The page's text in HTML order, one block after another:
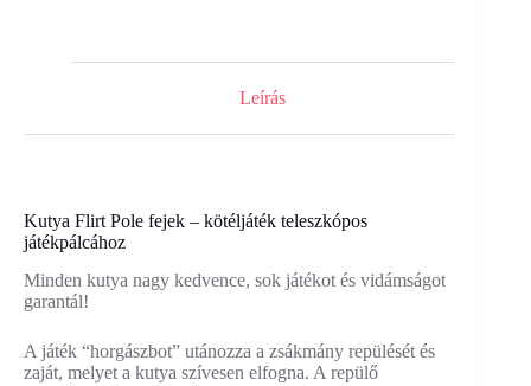
Leírás
Kutya Flirt Pole fejek – kötéljáték teleszkópos
játékpálcához
Minden kutya nagy kedvence, sok játékot és vidámságot
garantál!
A játék “horgászbot” utánozza a zsákmány repülését és
zaját, melyet a kutya szívesen elfogna. A repülő